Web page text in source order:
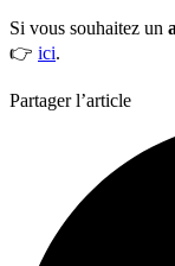
Si vous souhaitez un
👉 ici.
Partager l’article